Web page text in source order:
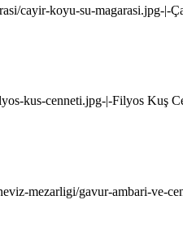
cayir-koyu-su-magarasi.jpg-|-
kus-cenneti.jpg-|-Filyos Kuş
mezarligi/gavur-ambari-ve-